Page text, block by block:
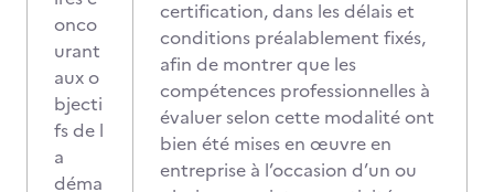
onco
urant
aux o
bjecti
fs de l
a
déma
certification, dans les délais et
conditions préalablement fixés,
afin de montrer que les
compétences professionnelles à
évaluer selon cette modalité ont
bien été mises en œuvre en
entreprise à l’occasion d’un ou